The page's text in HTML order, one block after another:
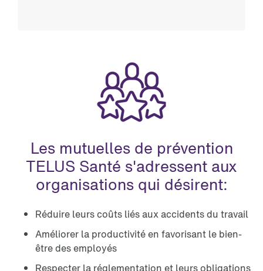
Les mutuelles de prévention
TELUS Santé s'adressent aux
organisations qui désirent:
Réduire leurs coûts liés aux accidents du travail
Améliorer la productivité en favorisant le bien-
être des employés
Respecter la réglementation et leurs obligations